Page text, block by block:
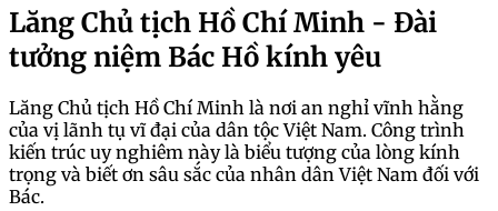
Lăng Chủ tịch Hồ Chí Minh - Đài
tưởng niệm Bác Hồ kính yêu
Lăng Chủ tịch Hồ Chí Minh là nơi an nghỉ vĩnh hằng
của vị lãnh tụ vĩ đại của dân tộc Việt Nam. Công trình
kiến trúc uy nghiêm này là biểu tượng của lòng kính
trọng và biết ơn sâu sắc của nhân dân Việt Nam đối với
Bác.